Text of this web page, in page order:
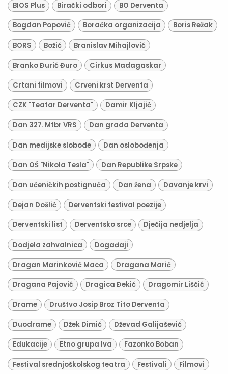
BIOS Plus Birački odbori BO Derventa
Bogdan Popović Boračka organizacija Boris Režak
BORS Božić Branislav Mihajlović
Branko Đurić Đuro Cirkus Madagaskar
Crtani filmovi Crveni krst Derventa
CZK "Teatar Derventa" Damir Kljajić
Dan 327. Mtbr VRS Dan grada Derventa
Dan medijske slobode Dan oslobođenja
Dan OŠ "Nikola Tesla" Dan Republike Srpske
Dan učeničkih postignuća Dan žena Davanje krvi
Dejan Došlić Derventski festival poezije
Derventski list Derventsko srce Dječija nedjelja
Dodjela zahvalnica Događaji
Dragan Marinković Maca Dragana Marić
Dragana Pajović Dragica Đekić Dragomir Liščić
Drame Društvo Josip Broz Tito Derventa
Duodrame Džek Dimić Dževad Galijašević
Edukacije Etno grupa Iva Fazonko Boban
Festival srednjoškolskog teatra Festivali Filmovi